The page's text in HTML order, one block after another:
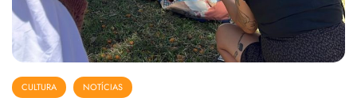
CULTURA NOTÍCIAS